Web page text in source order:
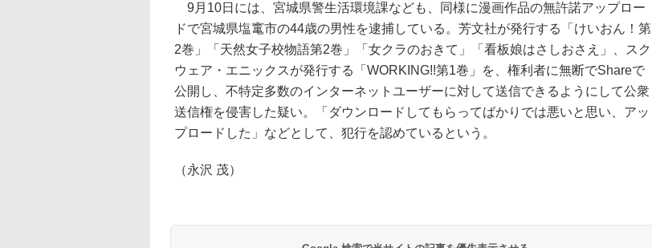
9月10日には、宮城県警生活環境課なども、同様に漫画作品の無許諾アップロー
ドで宮城県塩竃市の44歳の男性を逮捕している。芳文社が発行する「けいおん！第
2巻」「天然女子校物語第2巻」「女クラのおきて」「看板娘はさしおさえ」、スク
ウェア・エニックスが発行する「WORKING!!第1巻」を、権利者に無断でShareで
公開し、不特定多数のインターネットユーザーに対して送信できるようにして公衆
送信権を侵害した疑い。「ダウンロードしてもらってばかりでは悪いと思い、アッ
プロードした」などとして、犯行を認めているという。
（永沢 茂）